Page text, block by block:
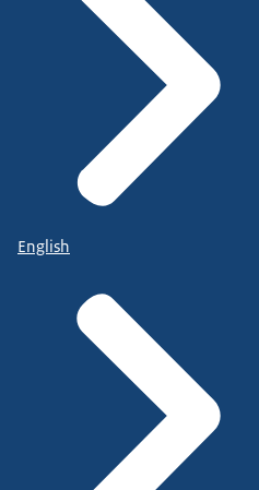
English